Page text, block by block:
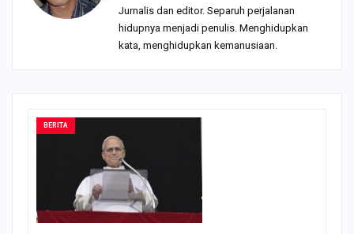
Jurnalis dan editor. Separuh perjalanan
hidupnya menjadi penulis. Menghidupkan
kata, menghidupkan kemanusiaan.
BERITA